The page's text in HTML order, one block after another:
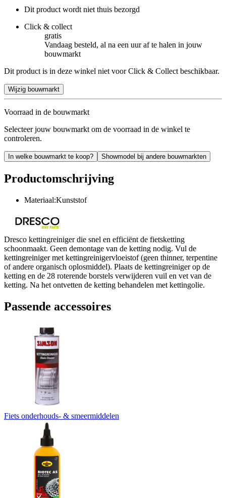
Dit product wordt niet thuis bezorgd
Click & collect
gratis
Vandaag besteld, al na een uur af te halen in jouw
bouwmarkt
Dit product is in deze winkel niet voor Click & Collect beschikbaar.
Wijzig bouwmarkt
Voorraad in de bouwmarkt
Selecteer jouw bouwmarkt om de voorraad in de winkel te
controleren.
In welke bouwmarkt te koop? Showmodel bij andere bouwmarkten
Productomschrijving
Materiaal:Kunststof
Dresco kettingreiniger die snel en efficiënt de fietsketting
schoonmaakt. Geen demontage van de ketting nodig. Vul de
kettingreiniger met kettingreinigervloeistof (geen thinner, terpentine
of andere organisch oplosmiddel). Plaats de kettingreiniger op de
ketting en de 28 roterende borstels verwijderen vuil en vet van de
ketting. Na het ontvetten de ketting behandelen met kettingolie.
Passende accessoires
Fiets onderhouds- & smeermiddelen